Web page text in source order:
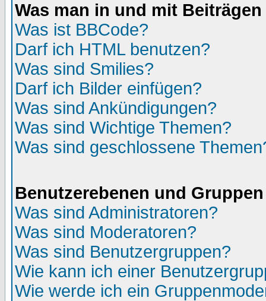
Was man in und mit
Was ist BBCode?
Darf ich HTML benutzen?
Was sind Smilies?
Darf ich Bilder einfügen?
Was sind Ankündigungen?
Was sind Wichtige Themen?
Was sind geschlossene
Benutzerebenen und Gruppen
Was sind Administratoren?
Was sind Moderatoren?
Was sind Benutzergruppen?
Wie kann ich einer
Wie werde ich ein